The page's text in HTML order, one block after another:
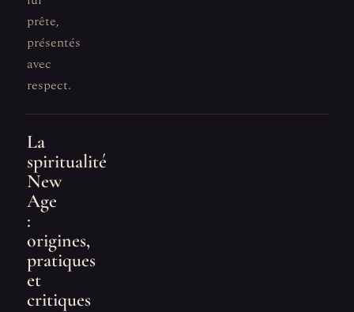
prête,
présentés
avec
respect.
La
spiritualité
New
Age
:
origines,
pratiques
et
critiques